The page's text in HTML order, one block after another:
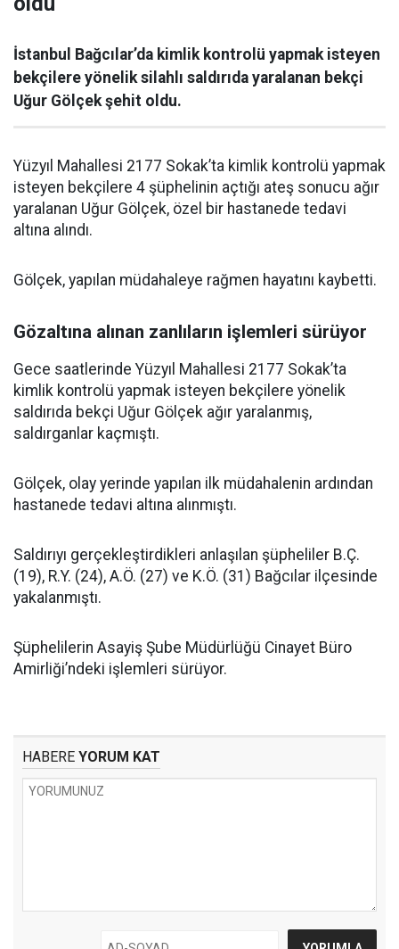
İstanbul Bağcılar’da kimlik kontrolü yapmak isteyen
bekçilere yönelik silahlı saldırıda yaralanan bekçi
Uğur Gölçek şehit oldu.
Yüzyıl Mahallesi 2177 Sokak’ta kimlik kontrolü yapmak
isteyen bekçilere 4 şüphelinin açtığı ateş sonucu ağır
yaralanan Uğur Gölçek, özel bir hastanede tedavi
altına alındı.
Gölçek, yapılan müdahaleye rağmen hayatını kaybetti.
Gözaltına alınan zanlıların işlemleri sürüyor
Gece saatlerinde Yüzyıl Mahallesi 2177 Sokak’ta
kimlik kontrolü yapmak isteyen bekçilere yönelik
saldırıda bekçi Uğur Gölçek ağır yaralanmış,
saldırganlar kaçmıştı.
Gölçek, olay yerinde yapılan ilk müdahalenin ardından
hastanede tedavi altına alınmıştı.
Saldırıyı gerçekleştirdikleri anlaşılan şüpheliler B.Ç.
(19), R.Y. (24), A.Ö. (27) ve K.Ö. (31) Bağcılar ilçesinde
yakalanmıştı.
Şüphelilerin Asayiş Şube Müdürlüğü Cinayet Büro
Amirliği’ndeki işlemleri sürüyor.
HABERE YORUM KAT